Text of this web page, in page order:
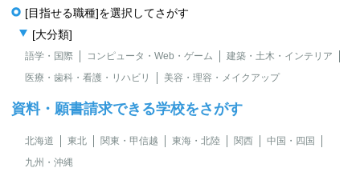
[目指せる職種]を選択してさがす
[大分類]
語学・国際 コンピュータ・Web・ゲーム
建築・土木・インテリア
医療・歯科・看護・リハビリ
美容・理容・メイクアップ
資料・願書請求できる学校をさがす
北海道 東北 関東・甲信越 東海・北陸 関西
中国・四国
九州・沖縄